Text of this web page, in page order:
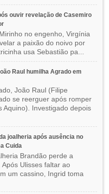
ouvir revelação de Casemiro
no engenho, Virgínia
a paixão do noivo por
usa Sebastião pa...
Raul humilha Agrado em
João Raul (Filipe
se reerguer após romper
Aquino). Investigado depois
joalheria após ausência no
Cuida
Brandão perde a
Ulisses faltar ao
um cassino, Ingrid toma